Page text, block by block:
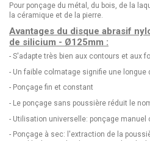
Pour ponçage du métal, du bois, de la
la céramique et de la pierre.
Avantages du disque abrasif
de silicium - Ø125mm :
- S'adapte très bien aux contours et aux
- Un faible colmatage signifie une longue
- Ponçage fin et constant
- Le ponçage sans poussière réduit le
- Utilisation universelle: ponçage
- Ponçage à sec: l'extraction de la